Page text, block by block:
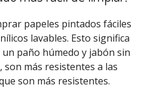
papeles pintados fáciles
lavables. Esto significa
paño húmedo y jabón sin
más resistentes a las
son más resistentes.